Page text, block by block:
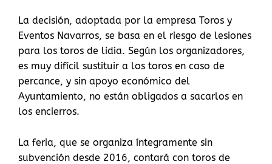
La decisión, adoptada por la empresa Toros y
Eventos Navarros, se basa en el riesgo de lesiones
para los toros de lidia. Según los organizadores,
es muy difícil sustituir a los toros en caso de
percance, y sin apoyo económico del
Ayuntamiento, no están obligados a sacarlos en
los encierros.
La feria, que se organiza íntegramente sin
subvención desde 2016, contará con toros de